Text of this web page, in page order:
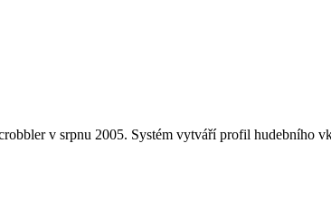
v srpnu 2005. Systém vytváří profil hudebního